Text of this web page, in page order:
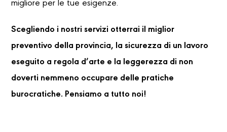
migliore per le tue esigenze.
Scegliendo i nostri servizi otterrai il miglior
preventivo della provincia, la sicurezza di un lavoro
eseguito a regola d’arte e la leggerezza di non
doverti nemmeno occupare delle pratiche
burocratiche. Pensiamo a tutto noi!